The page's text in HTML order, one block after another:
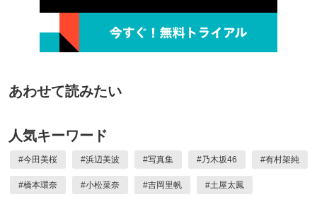
あわせて読みたい
人気キーワード
#今田美桜 #浜辺美波 #写真集 #乃木坂46 #有村架純
#橋本環奈 #小松菜奈 #吉岡里帆 #土屋太鳳